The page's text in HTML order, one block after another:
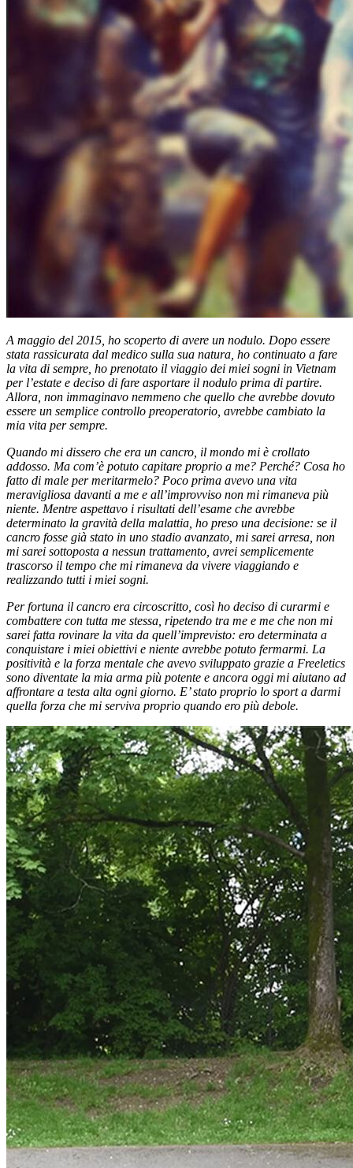
A maggio del 2015, ho scoperto di avere un nodulo. Dopo essere
stata rassicurata dal medico sulla sua natura, ho continuato a fare
la vita di sempre, ho prenotato il viaggio dei miei sogni in Vietnam
per l’estate e deciso di fare asportare il nodulo prima di partire.
Allora, non immaginavo nemmeno che quello che avrebbe dovuto
essere un semplice controllo preoperatorio, avrebbe cambiato la
mia vita per sempre.
Quando mi dissero che era un cancro, il mondo mi è crollato
addosso. Ma com’è potuto capitare proprio a me? Perché? Cosa ho
fatto di male per meritarmelo? Poco prima avevo una vita
meravigliosa davanti a me e all’improvviso non mi rimaneva più
niente. Mentre aspettavo i risultati dell’esame che avrebbe
determinato la gravità della malattia, ho preso una decisione: se il
cancro fosse già stato in uno stadio avanzato, mi sarei arresa, non
mi sarei sottoposta a nessun trattamento, avrei semplicemente
trascorso il tempo che mi rimaneva da vivere viaggiando e
realizzando tutti i miei sogni.
Per fortuna il cancro era circoscritto, così ho deciso di curarmi e
combattere con tutta me stessa, ripetendo tra me e me che non mi
sarei fatta rovinare la vita da quell’imprevisto: ero determinata a
conquistare i miei obiettivi e niente avrebbe potuto fermarmi. La
positività e la forza mentale che avevo sviluppato grazie a Freeletics
sono diventate la mia arma più potente e ancora oggi mi aiutano ad
affrontare a testa alta ogni giorno. E’ stato proprio lo sport a darmi
quella forza che mi serviva proprio quando ero più debole.